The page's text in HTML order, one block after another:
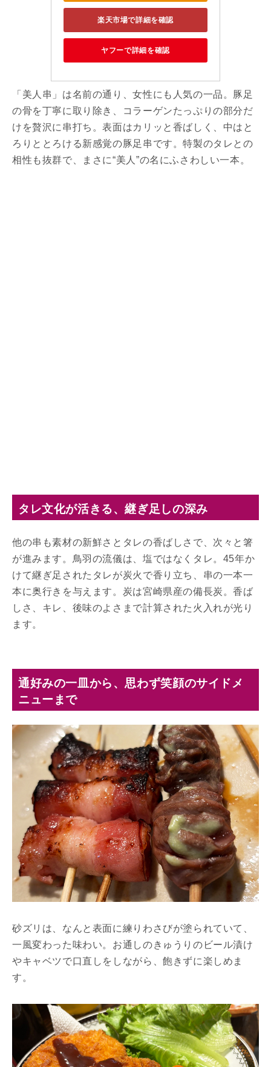
楽天市場で詳細を確認
ヤフーで詳細を確認
「美人串」は名前の通り、女性にも人気の一品。豚足
の骨を丁寧に取り除き、コラーゲンたっぷりの部分だ
けを贅沢に串打ち。表面はカリッと香ばしく、中はと
ろりととろける新感覚の豚足串です。特製のタレとの
相性も抜群で、まさに“美人”の名にふさわしい一本。
タレ文化が活きる、継ぎ足しの深み
他の串も素材の新鮮さとタレの香ばしさで、次々と箸
が進みます。鳥羽の流儀は、塩ではなくタレ。45年か
けて継ぎ足されたタレが炭火で香り立ち、串の一本一
本に奥行きを与えます。炭は宮崎県産の備長炭。香ば
しさ、キレ、後味のよさまで計算された火入れが光り
ます。
通好みの一皿から、思わず笑顔のサイドメ
ニューまで
砂ズリは、なんと表面に練りわさびが塗られていて、
一風変わった味わい。お通しのきゅうりのビール漬け
やキャベツで口直しをしながら、飽きずに楽しめま
す。